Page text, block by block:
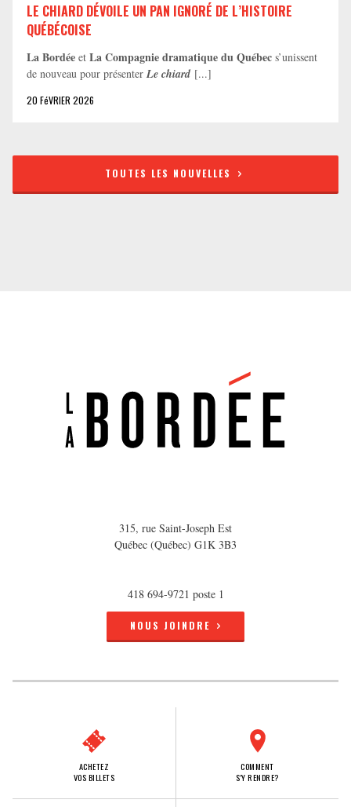
LE CHIARD DÉVOILE UN PAN IGNORÉ DE L’HISTOIRE
QUÉBÉCOISE
La Bordée et La Compagnie dramatique du Québec s’unissent
de nouveau pour présenter Le chiard [...]
20 FéVRIER 2026
TOUTES LES NOUVELLES
315, rue Saint-Joseph Est
Québec (Québec) G1K 3B3
418 694-9721 poste 1
NOUS JOINDRE
ACHETEZ
VOS BILLETS
COMMENT
S'Y RENDRE?